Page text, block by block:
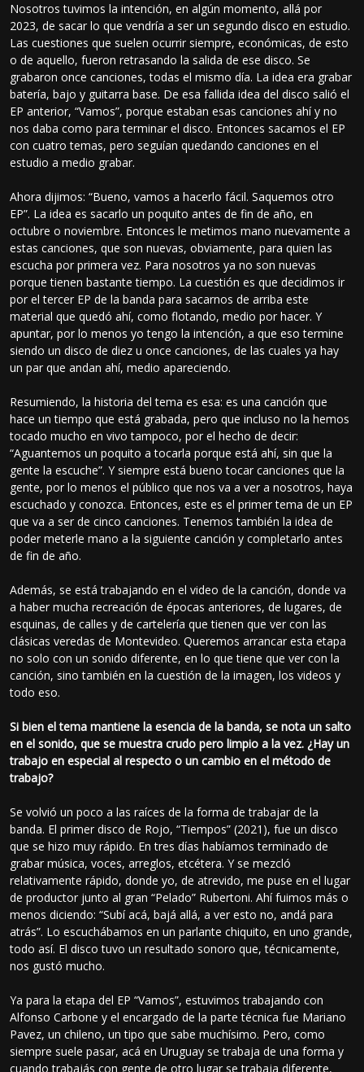
Nosotros tuvimos la intención, en algún momento, allá por
2023, de sacar lo que vendría a ser un segundo disco en estudio.
Las cuestiones que suelen ocurrir siempre, económicas, de esto
o de aquello, fueron retrasando la salida de ese disco. Se
grabaron once canciones, todas el mismo día. La idea era grabar
batería, bajo y guitarra base. De esa fallida idea del disco salió el
EP anterior, “Vamos”, porque estaban esas canciones ahí y no
nos daba como para terminar el disco. Entonces sacamos el EP
con cuatro temas, pero seguían quedando canciones en el
estudio a medio grabar.
Ahora dijimos: “Bueno, vamos a hacerlo fácil. Saquemos otro
EP”. La idea es sacarlo un poquito antes de fin de año, en
octubre o noviembre. Entonces le metimos mano nuevamente a
estas canciones, que son nuevas, obviamente, para quien las
escucha por primera vez. Para nosotros ya no son nuevas
porque tienen bastante tiempo. La cuestión es que decidimos ir
por el tercer EP de la banda para sacarnos de arriba este
material que quedó ahí, como flotando, medio por hacer. Y
apuntar, por lo menos yo tengo la intención, a que eso termine
siendo un disco de diez u once canciones, de las cuales ya hay
un par que andan ahí, medio apareciendo.
Resumiendo, la historia del tema es esa: es una canción que
hace un tiempo que está grabada, pero que incluso no la hemos
tocado mucho en vivo tampoco, por el hecho de decir:
“Aguantemos un poquito a tocarla porque está ahí, sin que la
gente la escuche”. Y siempre está bueno tocar canciones que la
gente, por lo menos el público que nos va a ver a nosotros, haya
escuchado y conozca. Entonces, este es el primer tema de un EP
que va a ser de cinco canciones. Tenemos también la idea de
poder meterle mano a la siguiente canción y completarlo antes
de fin de año.
Además, se está trabajando en el video de la canción, donde va
a haber mucha recreación de épocas anteriores, de lugares, de
esquinas, de calles y de cartelería que tienen que ver con las
clásicas veredas de Montevideo. Queremos arrancar esta etapa
no solo con un sonido diferente, en lo que tiene que ver con la
canción, sino también en la cuestión de la imagen, los videos y
todo eso.
Si bien el tema mantiene la esencia de la banda, se nota un salto
en el sonido, que se muestra crudo pero limpio a la vez. ¿Hay un
trabajo en especial al respecto o un cambio en el método de
trabajo?
Se volvió un poco a las raíces de la forma de trabajar de la
banda. El primer disco de Rojo, “Tiempos” (2021), fue un disco
que se hizo muy rápido. En tres días habíamos terminado de
grabar música, voces, arreglos, etcétera. Y se mezcló
relativamente rápido, donde yo, de atrevido, me puse en el lugar
de productor junto al gran “Pelado” Rubertoni. Ahí fuimos más o
menos diciendo: “Subí acá, bajá allá, a ver esto no, andá para
atrás”. Lo escuchábamos en un parlante chiquito, en uno grande,
todo así. El disco tuvo un resultado sonoro que, técnicamente,
nos gustó mucho.
Ya para la etapa del EP “Vamos”, estuvimos trabajando con
Alfonso Carbone y el encargado de la parte técnica fue Mariano
Pavez, un chileno, un tipo que sabe muchísimo. Pero, como
siempre suele pasar, acá en Uruguay se trabaja de una forma y
cuando trabajás con gente de otro lugar se trabaja diferente,